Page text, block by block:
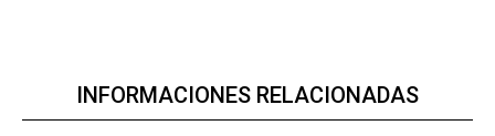
INFORMACIONES RELACIONADAS